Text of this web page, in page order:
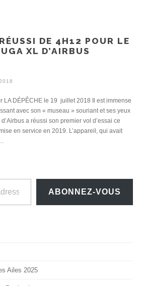
DE 4H12 POUR LE
XL D’AIRBUS
LA DÉPÊCHE le 19 juillet 2018 Il est immense
avec son « museau » souriant et ses yeux
a réussi son premier vol d’essai ce
en service en 2019. L’appareil, qui avait
e-mail…
ABONNEZ-VOUS
Ailes 2025